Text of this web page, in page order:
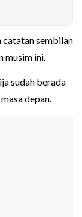
sembilan
musim ini.
sudah berada
depan.